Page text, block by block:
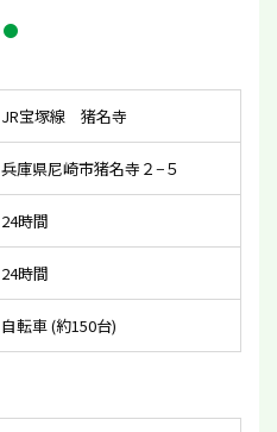
JR宝塚線 猪名寺
兵庫県尼崎市猪名寺２−５
24時間
24時間
自転車 (約150台)